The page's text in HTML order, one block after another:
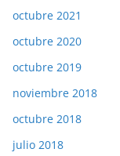
octubre 2021
octubre 2020
octubre 2019
noviembre 2018
octubre 2018
julio 2018